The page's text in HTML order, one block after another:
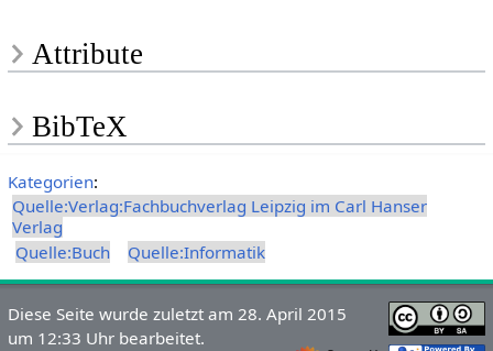
Attribute
BibTeX
Kategorien:
Quelle:Verlag:Fachbuchverlag Leipzig im Carl Hanser
Verlag
Quelle:Buch
Quelle:Informatik
Diese Seite wurde zuletzt am 28. April 2015
um 12:33 Uhr bearbeitet.